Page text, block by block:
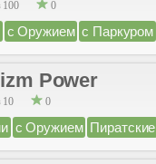
100 0
с Оружием с Паркуром
Power
10 0
с Оружием Пиратские